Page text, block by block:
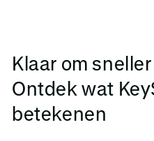
Klaar om
Ontdek wat
betekenen